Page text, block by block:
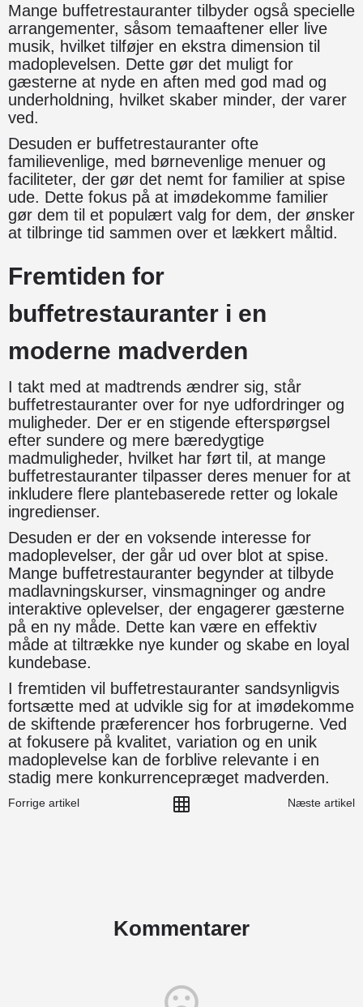
Mange buffetrestauranter tilbyder også specielle
arrangementer, såsom temaaftener eller live
musik, hvilket tilføjer en ekstra dimension til
madoplevelsen. Dette gør det muligt for
gæsterne at nyde en aften med god mad og
underholdning, hvilket skaber minder, der varer
ved.
Desuden er buffetrestauranter ofte
familievenlige, med børnevenlige menuer og
faciliteter, der gør det nemt for familier at spise
ude. Dette fokus på at imødekomme familier
gør dem til et populært valg for dem, der ønsker
at tilbringe tid sammen over et lækkert måltid.
Fremtiden for
buffetrestauranter i en
moderne madverden
I takt med at madtrends ændrer sig, står
buffetrestauranter over for nye udfordringer og
muligheder. Der er en stigende efterspørgsel
efter sundere og mere bæredygtige
madmuligheder, hvilket har ført til, at mange
buffetrestauranter tilpasser deres menuer for at
inkludere flere plantebaserede retter og lokale
ingredienser.
Desuden er der en voksende interesse for
madoplevelser, der går ud over blot at spise.
Mange buffetrestauranter begynder at tilbyde
madlavningskurser, vinsmagninger og andre
interaktive oplevelser, der engagerer gæsterne
på en ny måde. Dette kan være en effektiv
måde at tiltrække nye kunder og skabe en loyal
kundebase.
I fremtiden vil buffetrestauranter sandsynligvis
fortsætte med at udvikle sig for at imødekomme
de skiftende præferencer hos forbrugerne. Ved
at fokusere på kvalitet, variation og en unik
madoplevelse kan de forblive relevante i en
stadig mere konkurrencepræget madverden.
Forrige artikel Næste artikel
Kommentarer